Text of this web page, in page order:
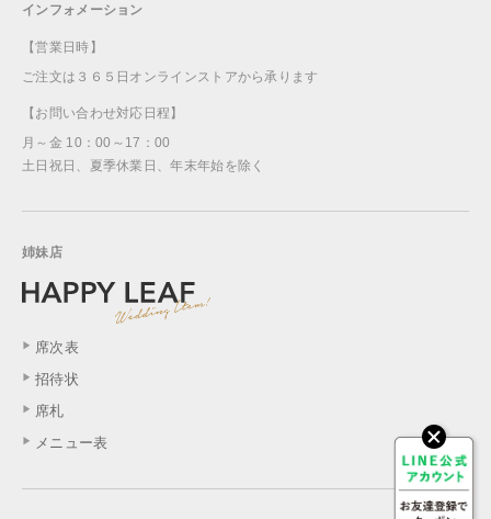
インフォメーション
【営業日時】
ご注文は３６５日オンラインストアから承ります
【お問い合わせ対応日程】
月～金 10：00～17：00
土日祝日、夏季休業日、年末年始を除く
姉妹店
席次表
招待状
席札
メニュー表